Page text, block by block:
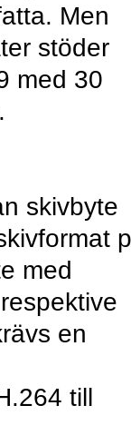
Men
stöder
med 30
skivbyte
med
en
till